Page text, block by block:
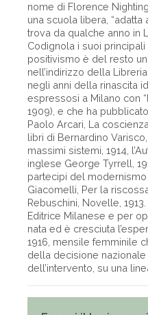
nome di Florence
una scuola libera,
trova da qualche anno in
Codignola i suoi
positivismo è del resto
nell’indirizzo della
negli anni della rinascita
espressosi a Milano con
1909), e che ha
Paolo Arcari, La
libri di Bernardino
massimi sistemi, 1914,
inglese George Tyrrell,
partecipi del
Giacomelli, Per la
Rebuschini, Novelle,
Editrice Milanese e per
nata ed è cresciuta
1916, mensile femminile
della decisione
dell’intervento, su una